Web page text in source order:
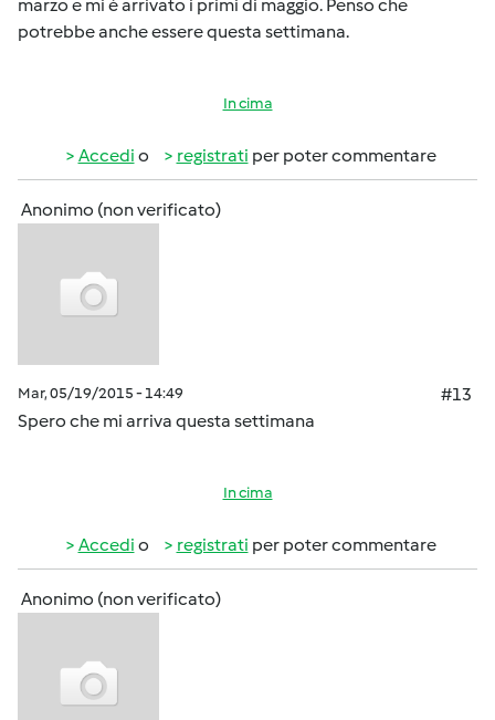
marzo e mi è arrivato i primi di maggio. Penso che
potrebbe anche essere questa settimana.
In cima
Accedi o registrati per poter commentare
Anonimo (non verificato)
Mar, 05/19/2015 - 14:49
#13
Spero che mi arriva questa settimana
In cima
Accedi o registrati per poter commentare
Anonimo (non verificato)